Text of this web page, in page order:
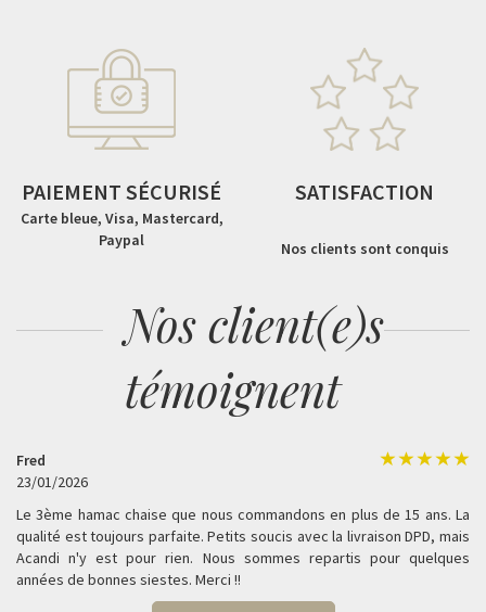
PAIEMENT SÉCURISÉ
Carte bleue, Visa, Mastercard,
Paypal
SATISFACTION
Nos clients sont conquis
Nos client(e)s
témoignent
Fred
23/01/2026
Le 3ème hamac chaise que nous commandons en plus de 15 ans. La
qualité est toujours parfaite. Petits soucis avec la livraison DPD, mais
Acandi n'y est pour rien. Nous sommes repartis pour quelques
années de bonnes siestes. Merci !!